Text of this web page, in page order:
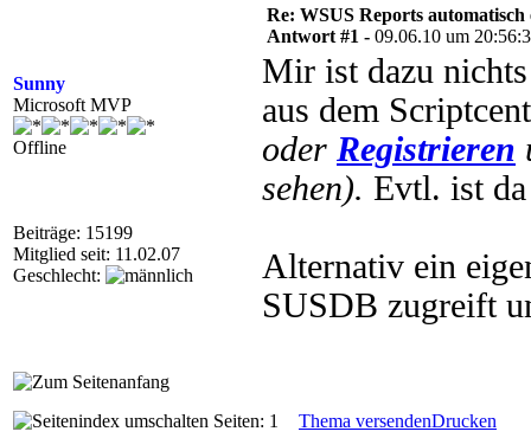
Sunny
Microsoft MVP
Offline
Beiträge: 15199
Mitglied seit: 11.02.07
Geschlecht:
Re: WSUS Reports automatisch
Antwort #1 - 09.06.10 um
Mir ist dazu
aus dem
oder Registrieren
sehen). Evtl. ist
Alternativ ein
SUSDB zugreift
Seiten: 1 Thema versendenDrucken